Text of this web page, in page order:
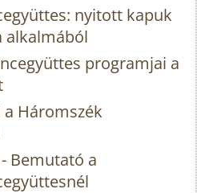
nyitott kapuk
alkalmából
programjai a
a Háromszék
Bemutató a